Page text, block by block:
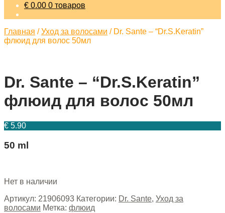
€ 0.00 0 товаров
Главная /Уход за волосами / Dr. Sante – “Dr.S.Keratin”
флюид для волос 50мл
Dr. Sante – “Dr.S.Keratin”
флюид для волос 50мл
€ 5.90
50 ml
Нет в наличии
Артикул: 21906093 Категории: Dr. Sante, Уход за
волосами Метка: флюид